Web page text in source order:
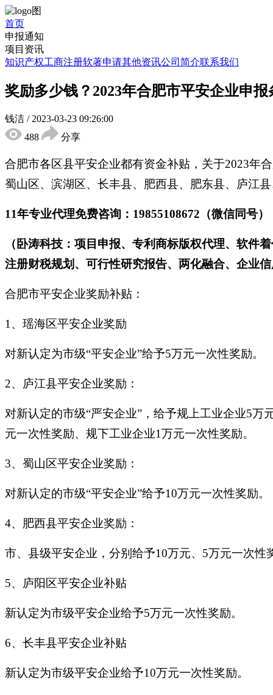
首页
申报通知
项目资讯
知识产权工商注册软著申请其他资讯公司简介联系我们
奖励多少钱？2023年合肥市平安企业申
钱洁 / 2023-03-23 09:26:00
488
分享
合肥市各区县平安企业都有资金补贴，关于2023年
蜀山区、滨湖区、长丰县、肥西县、肥东县、庐江
11年专业代理免费咨询：19855108672（微信同号）
（卧涛科技：项目申报、专利商标版权代理、软件
注册财税规划、可行性研究报告、两化融合、企业
合肥市平安企业奖励补贴：
1、瑶海区平安企业奖励
对新认定为市级“平安企业”给予5万元一次性奖
2、庐江县平安企业奖励：
对新认定的市级“严安企业”，给予规上工业企业5
元一次性奖励、规下工业企业1万元一次性奖励。
3、蜀山区平安企业奖励：
对新认定的市级“平安企业”给予10万元一次性奖励。
4、肥西县平安企业奖励：
市、县级平安企业，分别给予10万元、5万元一次性
5、庐阳区平安企业补贴
新认定为市级平安企业给予5万元一次性奖励。
6、长丰县平安企业补贴
新认定为市级平安企业给予10万元一次性奖励。